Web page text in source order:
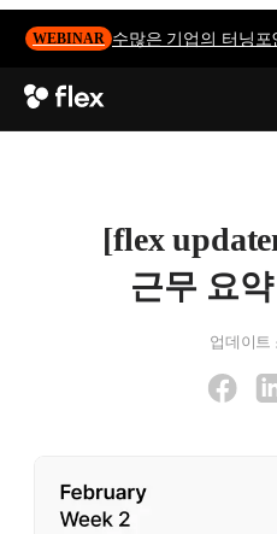
WEBINAR 수많은 기업의 터닝포
[flex
근무 요
업데이트